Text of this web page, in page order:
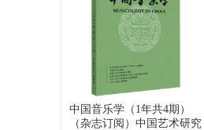
中国音乐学（1年共4期）
（杂志订阅）中国艺术研究